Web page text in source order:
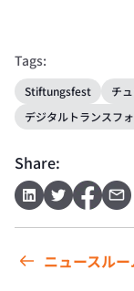
Tags:
Stiftungsfest
チ
デジタルトランスフ
Share:
ニュースル